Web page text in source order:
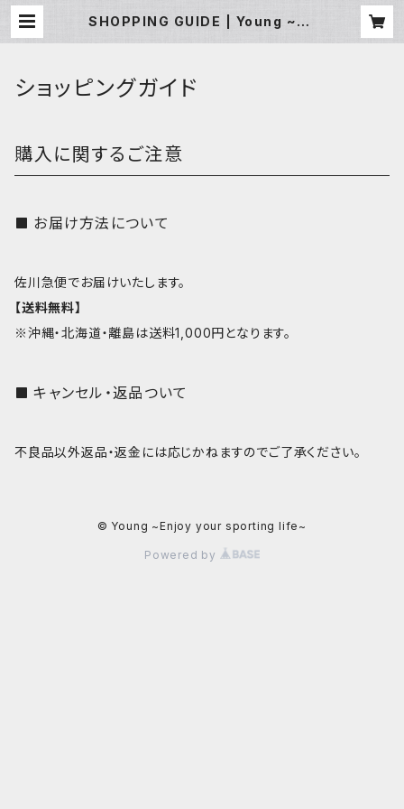
SHOPPING GUIDE | Young ~En
ショッピングガイド
購入に関するご注意
お届け方法について
佐川急便でお届けいたします。
【送料無料】
※沖縄・北海道・離島は送料1,000円となります。
キャンセル・返品ついて
不良品以外返品・返金には応じかねますのでご了承ください。
© Young ~Enjoy your sporting life~
Powered by